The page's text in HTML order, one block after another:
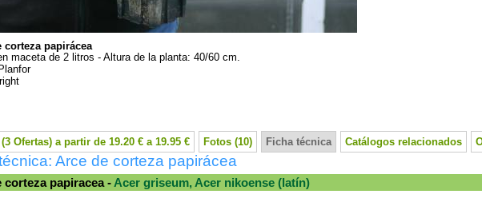
corteza papirácea
maceta de 2 litros - Altura de la planta: 40/60 cm.
Planfor
Ofertas) a partir de 19.20 € a 19.95 € Fotos (10) Ficha técnica Catálogos relacionados
Arce de corteza papirácea
corteza papiracea - Acer griseum, Acer nikoense (latín)